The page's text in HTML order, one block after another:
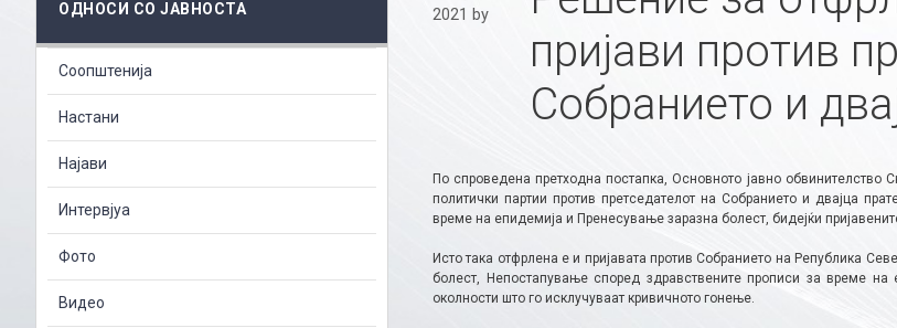
пријави против
Собранието и
2021 by
По спроведена претходна постапка, Основното јавно
политички партии против претседателот на Собранието и двајца
време на епидемија и Пренесување заразна болест, бидејќи
Исто така отфрлена е и пријавата против Собранието на Република
болест, Непостапување според здравствените прописи за време на
околности што го исклучуваат кривичното гонење.
ОДНОСИ СО ЈАВНОСТА
Соопштенија
Настани
Најави
Интервјуа
Фото
Видео